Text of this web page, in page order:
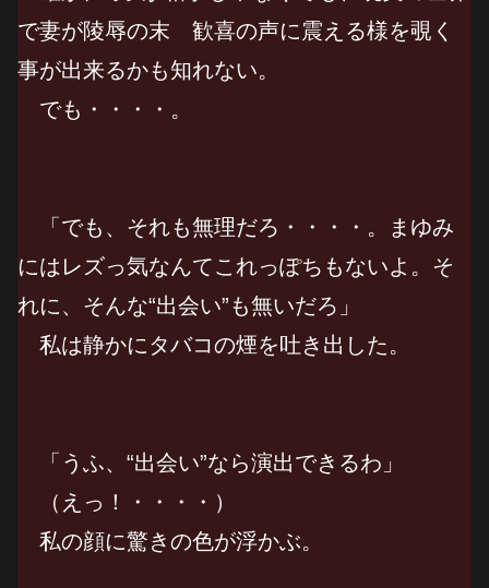
で妻が陵辱の末 歓喜の声に震える様を覗く
事が出来るかも知れない。
でも・・・・。
「でも、それも無理だろ・・・・。まゆみ
にはレズっ気なんてこれっぽちもないよ。そ
れに、そんな“出会い”も無いだろ」
私は静かにタバコの煙を吐き出した。
「うふ、“出会い”なら演出できるわ」
（えっ！・・・・）
私の顔に驚きの色が浮かぶ。